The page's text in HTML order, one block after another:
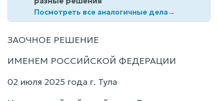
Посмотреть все аналогичные дела→
ЗАОЧНОЕ РЕШЕНИЕ
ИМЕНЕМ РОССИЙСКОЙ ФЕДЕРАЦИИ
02 июля 2025 года г. Тула